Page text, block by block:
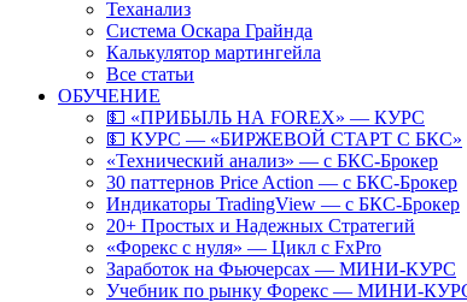
Теханализ
Система Оскара Грайнда
Калькулятор мартингейла
Все статьи
ОБУЧЕНИЕ
💵 «ПРИБЫЛЬ НА FOREX» — КУРС
💵 КУРС — «БИРЖЕВОЙ СТАРТ С БКС»
«Технический анализ» — с БКС-Брокер
30 паттернов Price Action — с БКС-Брокер
Индикаторы TradingView — с БКС-Брокер
20+ Простых и Надежных Стратегий
«Форекс с нуля» — Цикл с FxPro
Заработок на Фьючерсах — МИНИ-КУРС
Учебник по рынку Форекс — МИНИ-